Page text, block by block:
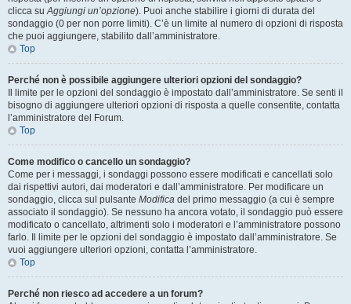
clicca suAggiungi un’opzione). Puoi anche stabilire i giorni di durata del
sondaggio (0 per non porre limiti). C’è un limite al numero di opzioni di risposta
che puoi aggiungere, stabilito dall’amministratore.
Top
Perché non è possibile aggiungere ulteriori opzioni del sondaggio?
Il limite per le opzioni del sondaggio è impostato dall’amministratore. Se senti il
bisogno di aggiungere ulteriori opzioni di risposta a quelle consentite, contatta
l’amministratore del Forum.
Top
Come modifico o cancello un sondaggio?
Come per i messaggi, i sondaggi possono essere modificati e cancellati solo
dai rispettivi autori, dai moderatori e dall’amministratore. Per modificare un
sondaggio, clicca sul pulsante Modifica del primo messaggio (a cui è sempre
associato il sondaggio). Se nessuno ha ancora votato, il sondaggio può essere
modificato o cancellato, altrimenti solo i moderatori e l’amministratore possono
farlo. Il limite per le opzioni del sondaggio è impostato dall’amministratore. Se
vuoi aggiungere ulteriori opzioni, contatta l’amministratore.
Top
Perché non riesco ad accedere a un forum?